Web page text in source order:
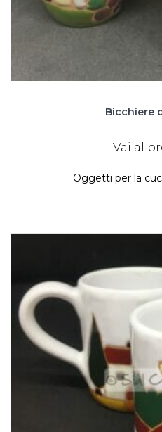
Bicchiere
Vai al
Oggetti per la